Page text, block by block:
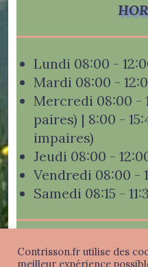
Lundi 08:00 -
Mardi 08:00 -
Mercredi 08:00 -
paires) | 8:00 -
impaires)
Jeudi 08:00 -
Vendredi 08:00 -
Samedi 08:15 -
Contrisson.fr utilise des
meilleur expérience